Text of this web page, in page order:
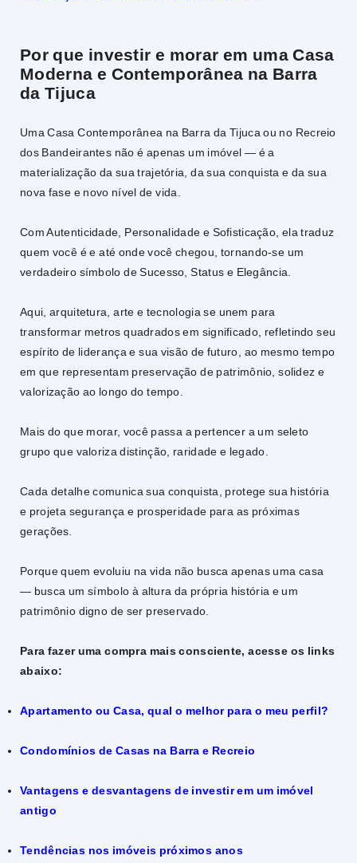
Por que investir e morar em uma Casa
Moderna e Contemporânea na Barra
da Tijuca
Uma Casa Contemporânea na Barra da Tijuca ou no Recreio
dos Bandeirantes não é apenas um imóvel — é a
materialização da sua trajetória, da sua conquista e da sua
nova fase e novo nível de vida.
Com Autenticidade, Personalidade e Sofisticação, ela traduz
quem você é e até onde você chegou, tornando-se um
verdadeiro símbolo de Sucesso, Status e Elegância.
Aqui, arquitetura, arte e tecnologia se unem para
transformar metros quadrados em significado, refletindo seu
espírito de liderança e sua visão de futuro, ao mesmo tempo
em que representam preservação de patrimônio, solidez e
valorização ao longo do tempo.
Mais do que morar, você passa a pertencer a um seleto
grupo que valoriza distinção, raridade e legado.
Cada detalhe comunica sua conquista, protege sua história
e projeta segurança e prosperidade para as próximas
gerações.
Porque quem evoluiu na vida não busca apenas uma casa
— busca um símbolo à altura da própria história e um
patrimônio digno de ser preservado.
Para fazer uma compra mais consciente, acesse os links
abaixo:
Apartamento ou Casa, qual o melhor para o meu perfil?
Condomínios de Casas na Barra e Recreio
Vantagens e desvantagens de investir em um imóvel
antigo
Tendências nos imóveis próximos anos